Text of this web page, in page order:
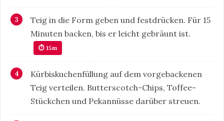
Teig in die Form geben und festdrücken. Für 15
Minuten backen, bis er leicht gebräunt ist.
⏱ 15m
Kürbiskuchenfüllung auf dem vorgebackenen
Teig verteilen. Butterscotch-Chips, Toffee-
Stückchen und Pekannüsse darüber streuen.